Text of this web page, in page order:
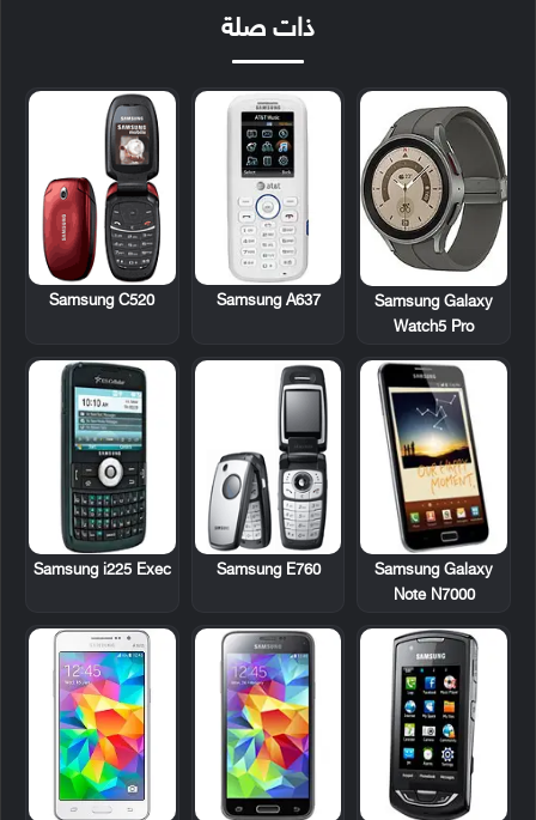
ذات صلة
Samsung Galaxy
Watch5 Pro
Samsung A637
Samsung C520
Samsung Galaxy
Note N7000
Samsung E760
Samsung i225 Exec